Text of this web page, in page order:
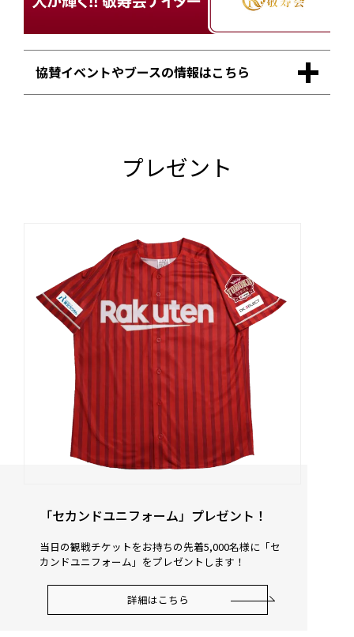
協賛イベントやブースの情報はこちら
プレゼント
「セカンドユニフォーム」プレゼント！
当日の観戦チケットをお持ちの先着5,000名様に「セ
カンドユニフォーム」をプレゼントします！
詳細はこちら